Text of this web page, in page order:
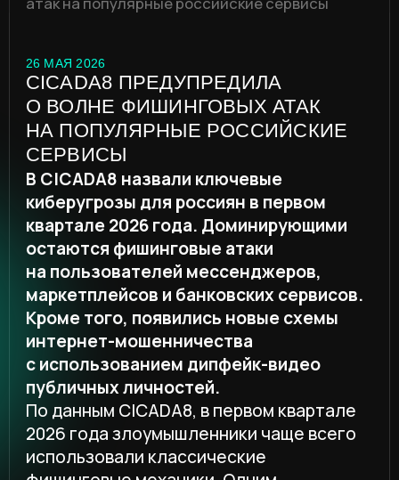
СЕРВИСЫ
квартале 2026 года. Доминирующими
остаются фишинговые атаки
на пользователей мессенджеров,
маркетплейсов и банковских сервисов.
Кроме того, появились новые схемы
интернет-мошенничества
с использованием дипфейк-видео
публичных личностей.
По данным CICADA8, в первом квартале
2026 года злоумышленники чаще всего
использовали классические
фишинговые механики. Одним
из наиболее распространенных типов
угроз остаются фишинговые атаки
на пользователей банковских сервисов.
Обнаружены мошеннические ресурсы,
имитирующие сервисы Т-Банка, ВТБ,
Альфа-Банка, Уралсиба, Озон Банка
и Банка России.
Типичный сценарий— предложение